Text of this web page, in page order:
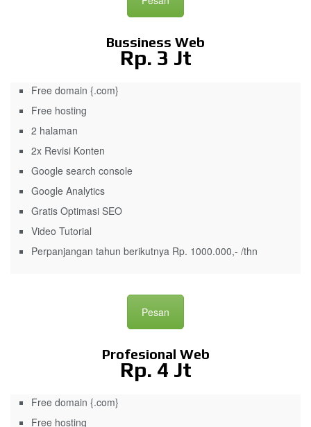
Bussiness Web
Rp. 3 Jt
Free domain {.com}
Free hosting
2 halaman
2x Revisi Konten
Google search console
Google Analytics
Gratis Optimasi SEO
Video Tutorial
Perpanjangan tahun berikutnya Rp. 1000.000,- /thn
Pesan
Profesional Web
Rp. 4 Jt
Free domain {.com}
Free hosting